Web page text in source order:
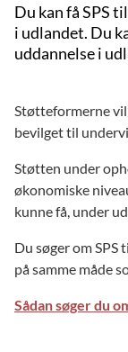
Du kan få SPS
i udlandet. Du
uddannelse i
Støtteformerne
bevilget til
Støtten under
økonomiske
kunne få, under
Du søger om
på samme måde
Sådan søger du